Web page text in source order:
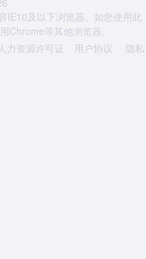
IE10及以下浏览器。如您使用此
Chrome等其他浏览器。
人力资源许可证 用户协议
隐私